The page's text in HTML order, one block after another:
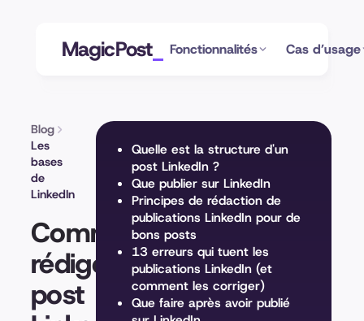
MagicPost Fonctionnalités Cas d’usage
Blog
Les
bases
de
LinkedIn
Comment
rédiger un
post
Quelle est la structure d'un
post LinkedIn ?
Que publier sur LinkedIn
Principes de rédaction de
publications LinkedIn pour de
bons posts
13 erreurs qui tuent les
publications LinkedIn (et
comment les corriger)
Que faire après avoir publié